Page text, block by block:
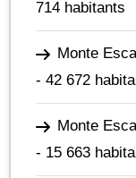
714 habitants
Monte
- 42 672
Monte
- 15 663